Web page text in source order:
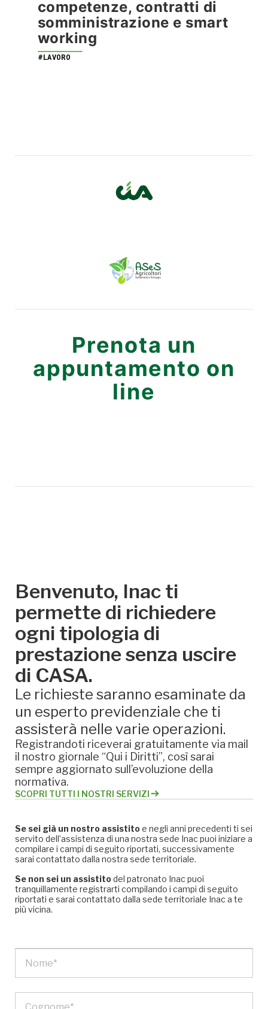
competenze, contratti di
somministrazione e smart
working
#LAVORO
Prenota un
appuntamento on
line
Benvenuto, Inac ti
permette di richiedere
ogni tipologia di
prestazione senza uscire
di CASA.
Le richieste saranno esaminate da
un esperto previdenziale che ti
assisterà nelle varie operazioni.
Registrandoti riceverai gratuitamente via mail
il nostro giornale “Qui i Diritti”, così sarai
sempre aggiornato sull’evoluzione della
normativa.
SCOPRI TUTTI I NOSTRI SERVIZI
Se sei già un nostro assistitoe negli anni precedenti ti sei
servito dell’assistenza di una nostra sede Inac puoi iniziare a
compilare i campi di seguito riportati, successivamente
sarai contattato dalla nostra sede territoriale.
Se non sei un assistitodel patronato Inac puoi
tranquillamente registrarti compilando i campi di seguito
riportati e sarai contattato dalla sede territoriale Inac a te
più vicina.